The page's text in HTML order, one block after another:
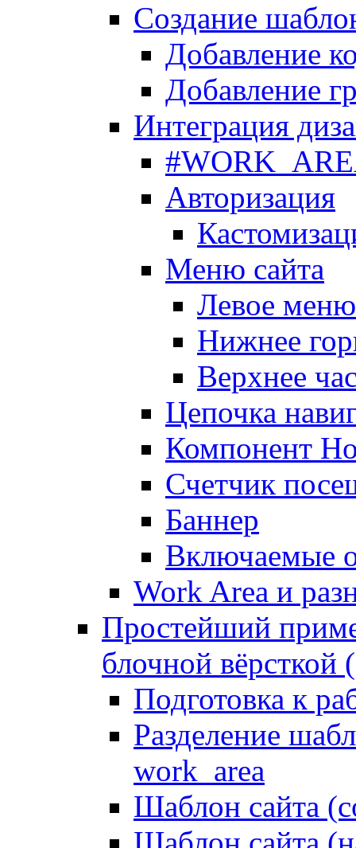
Создание
Добавление
Добавление
Интеграция
Авторизация
Меню сайта
Левое меню
Нижнее
Верхнее
Цепочка
Компонент
Счетчик
Баннер
Включаемые
Work Area и
Простейший
блочной вёрсткой
Подготовка к
Разделение
work_area
Шаблон сайта